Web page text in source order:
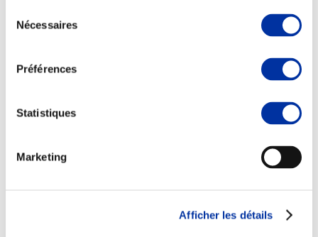
Nécessaires
Préférences
Statistiques
Marketing
Afficher les détails
Partenaire Climat